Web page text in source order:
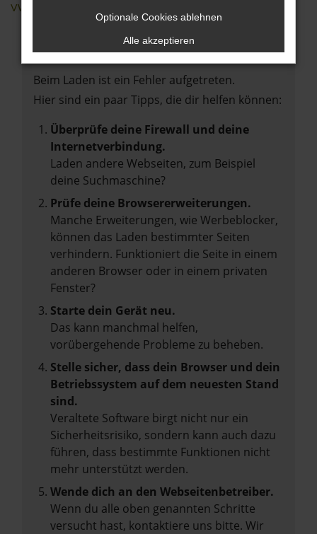
VW
Fehler: Network Error
Beim Laden ist ein Fehler aufgetreten.
Hier sind ein paar Tipps, die dir helfen können:
Überprüfe deine Firewall und deine
Internetverbindung.
Laden andere Webseiten, zum Beispiel
deine Suchmaschine?
Prüfe deine Browsererweiterungen.
Manche Erweiterungen, wie Werbeblocker,
können das Laden bestimmter Seiten
verhindern. Funktioniert die Seite in einem
anderen Browser oder in einem privaten
Fenster?
Starte dein Gerät neu.
Das kann manchmal helfen,
vorübergehende Probleme zu beheben.
Stelle sicher, dass dein Browser und dein
Betriebssystem auf dem neuesten Stand
sind.
Veraltete Software birgt nicht nur ein
Sicherheitsrisiko, sondern kann auch dazu
führen, dass bestimmte Funktionen nicht
mehr unterstützt werden.
Wende dich an den Webseitenbetreiber.
Wenn du alle oben genannten Schritte
versucht hast, kontaktiere uns bitte. Wir
Optionale Cookies ablehnen
Alle akzeptieren